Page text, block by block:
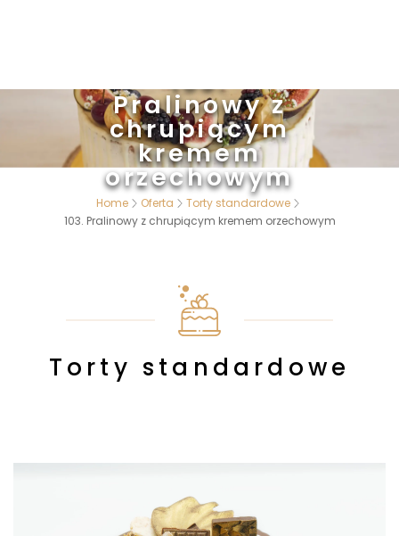
103.
Pralinowy z
chrupiącym
kremem
orzechowym
Home Oferta
Torty standardowe
103. Pralinowy z chrupiącym kremem orzechowym
Torty standardowe